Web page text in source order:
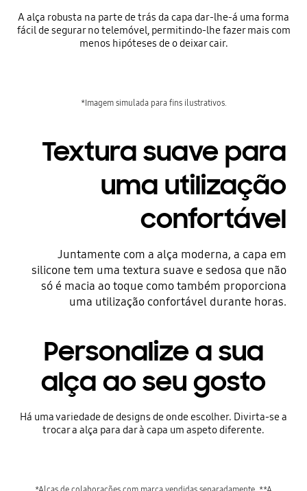
A alça robusta na parte de trás da capa dar-lhe-á uma forma
fácil de segurar no telemóvel, permitindo-lhe fazer mais com
menos hipóteses de o deixar cair.
*Imagem simulada para fins ilustrativos.
Textura suave para
uma utilização
confortável
Juntamente com a alça moderna, a capa em
silicone tem uma textura suave e sedosa que não
só é macia ao toque como também proporciona
uma utilização confortável durante horas.
Personalize a sua
alça ao seu gosto
Há uma variedade de designs de onde escolher. Divirta-se a
trocar a alça para dar à capa um aspeto diferente.